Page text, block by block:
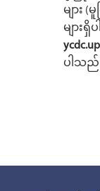
များ
များ
ပါသည်